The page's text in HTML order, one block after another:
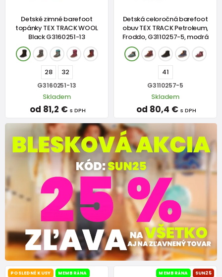
Detské zimné barefoot
topánky TEX TRACK WOOL
Black G3160251-13
28 32
G3160251-13
Skladem
od 81,2 € s DPH
Detská celoročná barefoot
obuv TEX TRACK Petroleum,
Froddo, G3110257-5, modrá
41
G3110257-5
Skladem
od 80,4 € s DPH
POSLEDNÉ KUSY
MEMBRÁNA
MEMBRÁNA SUN25